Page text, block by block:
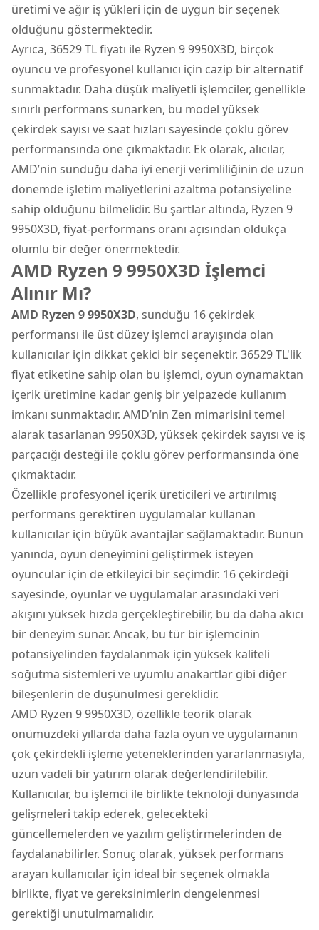
üretimi ve ağır iş yükleri için de uygun bir seçenek
olduğunu göstermektedir.
Ayrıca, 36529 TL fiyatı ile Ryzen 9 9950X3D, birçok
oyuncu ve profesyonel kullanıcı için cazip bir alternatif
sunmaktadır. Daha düşük maliyetli işlemciler, genellikle
sınırlı performans sunarken, bu model yüksek
çekirdek sayısı ve saat hızları sayesinde çoklu görev
performansında öne çıkmaktadır. Ek olarak, alıcılar,
AMD’nin sunduğu daha iyi enerji verimliliğinin de uzun
dönemde işletim maliyetlerini azaltma potansiyeline
sahip olduğunu bilmelidir. Bu şartlar altında, Ryzen 9
9950X3D, fiyat-performans oranı açısından oldukça
olumlu bir değer önermektedir.
AMD Ryzen 9 9950X3D İşlemci
Alınır Mı?
AMD Ryzen 9 9950X3D, sunduğu 16 çekirdek
performansı ile üst düzey işlemci arayışında olan
kullanıcılar için dikkat çekici bir seçenektir. 36529 TL'lik
fiyat etiketine sahip olan bu işlemci, oyun oynamaktan
içerik üretimine kadar geniş bir yelpazede kullanım
imkanı sunmaktadır. AMD’nin Zen mimarisini temel
alarak tasarlanan 9950X3D, yüksek çekirdek sayısı ve iş
parçacığı desteği ile çoklu görev performansında öne
çıkmaktadır.
Özellikle profesyonel içerik üreticileri ve artırılmış
performans gerektiren uygulamalar kullanan
kullanıcılar için büyük avantajlar sağlamaktadır. Bunun
yanında, oyun deneyimini geliştirmek isteyen
oyuncular için de etkileyici bir seçimdir. 16 çekirdeği
sayesinde, oyunlar ve uygulamalar arasındaki veri
akışını yüksek hızda gerçekleştirebilir, bu da daha akıcı
bir deneyim sunar. Ancak, bu tür bir işlemcinin
potansiyelinden faydalanmak için yüksek kaliteli
soğutma sistemleri ve uyumlu anakartlar gibi diğer
bileşenlerin de düşünülmesi gereklidir.
AMD Ryzen 9 9950X3D, özellikle teorik olarak
önümüzdeki yıllarda daha fazla oyun ve uygulamanın
çok çekirdekli işleme yeteneklerinden yararlanmasıyla,
uzun vadeli bir yatırım olarak değerlendirilebilir.
Kullanıcılar, bu işlemci ile birlikte teknoloji dünyasında
gelişmeleri takip ederek, gelecekteki
güncellemelerden ve yazılım geliştirmelerinden de
faydalanabilirler. Sonuç olarak, yüksek performans
arayan kullanıcılar için ideal bir seçenek olmakla
birlikte, fiyat ve gereksinimlerin dengelenmesi
gerektiği unutulmamalıdır.